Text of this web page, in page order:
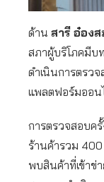
ด้าน สารี อ๋อง
สภาผู้บริโภคมีบ
ดำเนินการตรว
แพลตฟอร์มออน
การตรวจสอบค
ร้านค้ารวม
พบสินค้าที่เข้าข่